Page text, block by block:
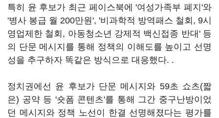
특히 윤 후보가 최근 페이스북에 '여성가족부 폐지'와
'병사 봉급 월 200만원', '비과학적 방역패스 철회, 9시
영업제한 철회, 아동청소년 강제적 백신접종 반대' 등
의 단문 메시지를 통해 정책의 이해도를 높이고 선명
성을 추구하자 똑같은 방식으로 대응했다. .
정치권에선 윤 후보가 단문 메시지와 59초 쇼츠(짧
은) 공약 등 '숏폼 콘텐츠'를 통해 그간 중구난방이었
던 메시지와 정책 노선이 한결 선명해졌다는 평가를